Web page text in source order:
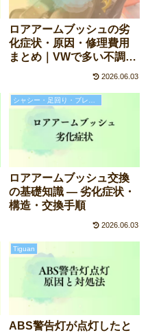
ロアアームブッシュの劣
化症状・原因・修理費用
まとめ｜VWで多い不調を
2026.06.03
シャシー・足回り・ブレーキの故障と修理費用
ロアアームブッシュ交換
の基礎知識 ― 劣化症状・
構造・交換手順
2026.06.03
Tiguan
ABS警告灯が点灯したと